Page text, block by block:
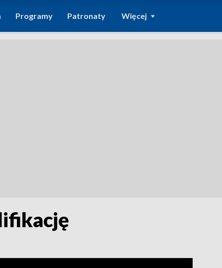
Programy Patronaty Więcej